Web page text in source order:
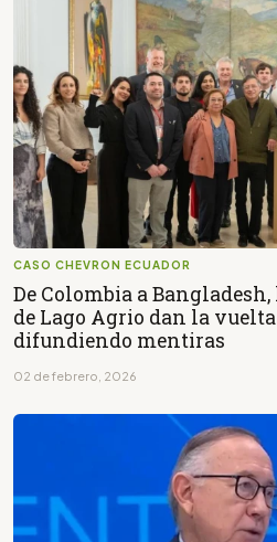
CASO CHEVRON ECUADOR
De Colombia a
de Lago Agrio dan la
difundiendo mentiras
02 de febrero, 2026